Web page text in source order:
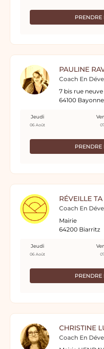
PRENDRE
PAULINE
Coach En
7 bis rue neuve
64100 Bayonne
PRENDRE
Jeudi
06 Août
RÉVEILLE
Coach En
Mairie
64200 Biarritz
PRENDRE
Jeudi
06 Août
CHRISTINE
Coach En